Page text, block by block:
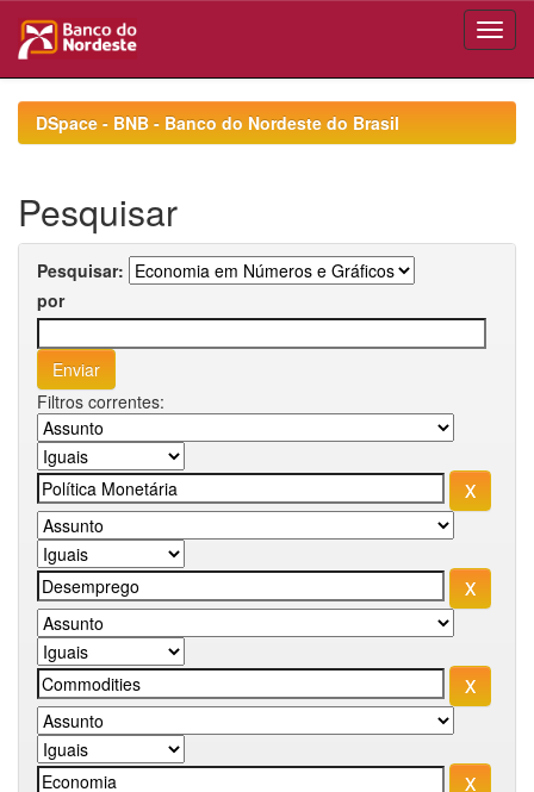
navigationDSpace - BNB - Banco do Nordeste do Brasil
Pesquisar
Pesquisar:
por
Filtros correntes: